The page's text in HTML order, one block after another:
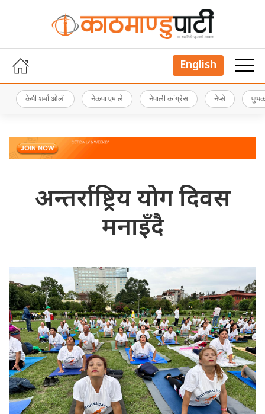
English
केपी शर्मा ओली नेकपा एमाले नेपाली कांग्रेस नेप्से
अन्तर्राष्ट्रिय योग दिवस
मनाइँदै